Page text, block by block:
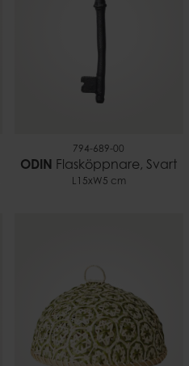
794-689-00
ODIN Flasköppnare, Svart
L15xW5 cm